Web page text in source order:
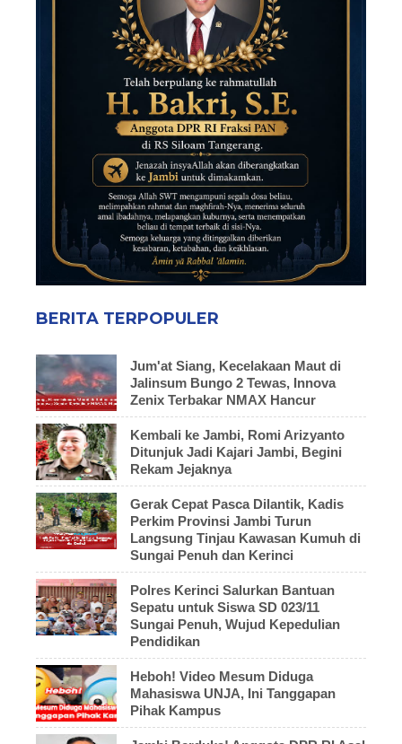
BERITA TERPOPULER
Jum'at Siang, Kecelakaan Maut di
Jalinsum Bungo 2 Tewas, Innova
Zenix Terbakar NMAX Hancur
Kembali ke Jambi, Romi Arizyanto
Ditunjuk Jadi Kajari Jambi, Begini
Rekam Jejaknya
Gerak Cepat Pasca Dilantik, Kadis
Perkim Provinsi Jambi Turun
Langsung Tinjau Kawasan Kumuh di
Sungai Penuh dan Kerinci
Polres Kerinci Salurkan Bantuan
Sepatu untuk Siswa SD 023/11
Sungai Penuh, Wujud Kepedulian
Pendidikan
Heboh! Video Mesum Diduga
Mahasiswa UNJA, Ini Tanggapan
Pihak Kampus